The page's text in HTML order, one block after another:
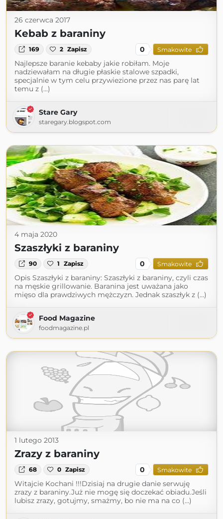
26 czerwca 2017
Kebab z baraniny
169 2 Zapisz 0 Smakowite
Najlepsze baranie kebaby jakie robiłam. Moje
nadziewałam na długie płaskie stalowe szpadki,
specjalnie w tym celu przywiezione przez nas parę lat
temu z (...)
Stare Gary
staregary.blogspot.com
4 maja 2020
Szaszłyki z baraniny
90 1 Zapisz 0 Smakowite
Opis Szaszłyki z baraniny: Szaszłyki z baraniny, czyli czas
na męskie grillowanie. Baranina jest uważana jako
mięso dla prawdziwych mężczyzn. Jednak szaszłyk z (...)
Food Magazine
foodmagazine.pl
1 lutego 2013
Zrazy z baraniny
68 0 Zapisz 0 Smakowite
Witajcie Kochani !!!Dzisiaj na drugie danie serwuję
zrazy z baraniny.Już nie mogę się doczekać obiadu.Jeśli
lubisz zrazy, gotujmy, smażmy, bo nie ma na co (...)